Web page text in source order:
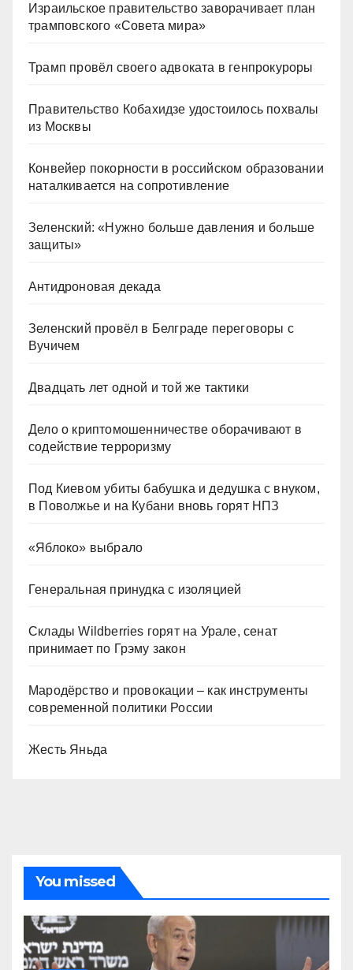
Израильское правительство заворачивает план
трамповского «Совета мира»
Трамп провёл своего адвоката в генпрокуроры
Правительство Кобахидзе удостоилось похвалы
из Москвы
Конвейер покорности в российском образовании
наталкивается на сопротивление
Зеленский: «Нужно больше давления и больше
защиты»
Антидроновая декада
Зеленский провёл в Белграде переговоры с
Вучичем
Двадцать лет одной и той же тактики
Дело о криптомошенничестве оборачивают в
содействие терроризму
Под Киевом убиты бабушка и дедушка с внуком,
в Поволжье и на Кубани вновь горят НПЗ
«Яблоко» выбрало
Генеральная принудка с изоляцией
Склады Wildberries горят на Урале, сенат
принимает по Грэму закон
Мародёрство и провокации – как инструменты
современной политики России
Жесть Яньда
You missed